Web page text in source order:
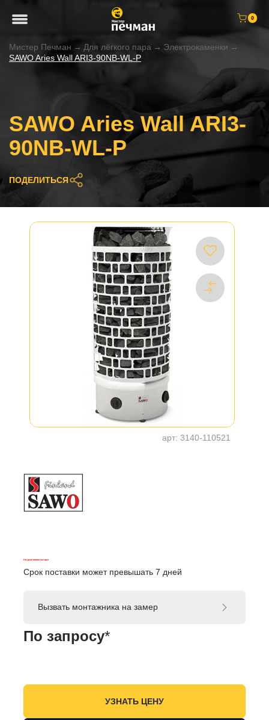
0
Мистер Печман → Для лёгкого пара → Электрокаменки →
SAWO Aries Wall ARI3-90NB-WL-P
SAWO Aries Wall ARI3-
90NB-WL-P
ПОДЕЛИТЬСЯ
арт: 3140-110521
На удаленном складе
Срок поставки может превышать 7 дней
По запросу*
Вызвать монтажника на замер